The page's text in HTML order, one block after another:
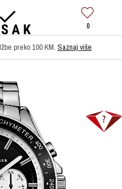
0
preko 100 KM. Saznaj više